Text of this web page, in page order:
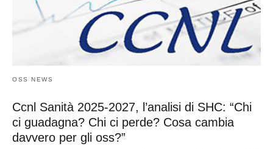
OSS NEWS
Ccnl Sanità 2025-2027, l’analisi di SHC: “Chi
ci guadagna? Chi ci perde? Cosa cambia
davvero per gli oss?”